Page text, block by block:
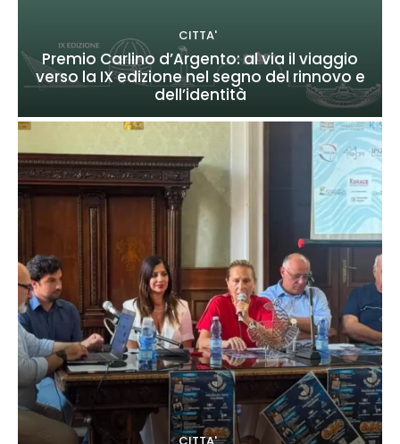
CITTA'
Premio Carlino d’Argento: al via il viaggio
verso la IX edizione nel segno del rinnovo e
dell’identità